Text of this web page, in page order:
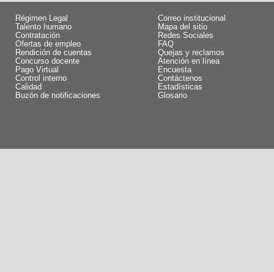
Régimen Legal
Talento humano
Contratación
Ofertas de empleo
Rendición de cuentas
Concurso docente
Pago Virtual
Control interno
Calidad
Buzón de notificaciones
Correo institucional
Mapa del sitio
Redes Sociales
FAQ
Quejas y reclamos
Atención en línea
Encuesta
Contáctenos
Estadísticas
Glosario